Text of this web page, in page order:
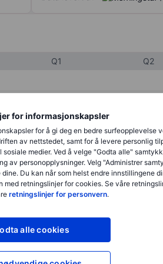
for informasjonskapsler
for å gi deg en bedre surfeopplevelse
av nettstedet, samt for å levere personlig
medier. Ved å velge "Godta alle"
av personopplysninger. Velg "Administrer
Du kan når som helst endre innstillingene
retningslinjer for cookies. Se våre
retningslinjer for personvern.
alle cookies
Q1 Q2
XXXXXXX
XXXXXXX XXXXXXX
XXXXXXX XXXXXXX
XXXXXXX